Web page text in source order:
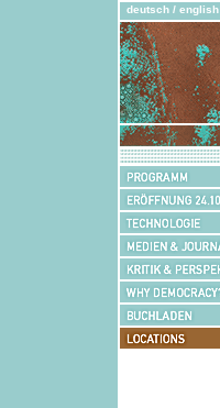
deutsch / english
Programm
Eröffnung
24.10.
Technologie
Medien
&
Journalismus
Kritik
&
Perspektiven
Why
Democracy?
Buchladen
Locations